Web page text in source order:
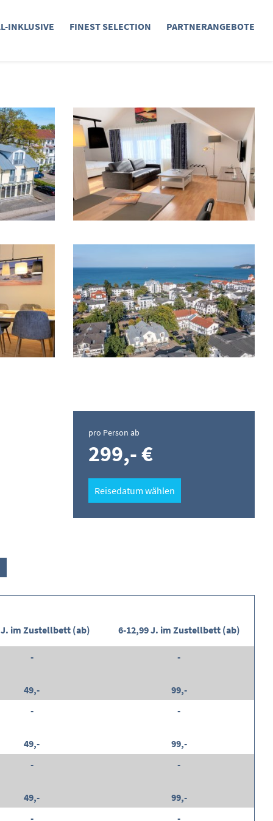
INKLUSIVE FINEST SELECTION PARTNERANGEBOTE
pro Person ab
299,- €
Reisedatum wählen
J. im Zustellbett (ab) 6-12,99 J. im Zustellbett (ab)
- -
49,-
99,-
- -
49,-
99,-
- -
49,-
99,-
- -